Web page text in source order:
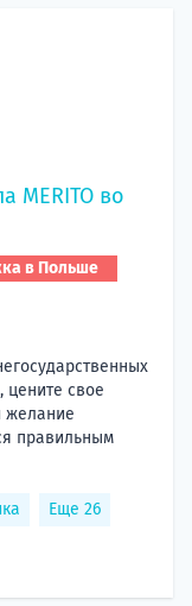
MERITO во
в Польше
свое
желание
правильным
Еще 26